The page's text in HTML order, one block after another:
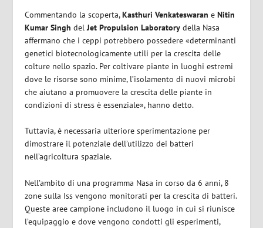
Commentando la scoperta,Kasthuri Venkateswaran eNitin
Kumar Singh delJet Propulsion Laboratory della Nasa
affermano che i ceppi potrebbero possedere «determinanti
genetici biotecnologicamente utili per la crescita delle
colture nello spazio. Per coltivare piante in luoghi estremi
dove le risorse sono minime, l’isolamento di nuovi microbi
che aiutano a promuovere la crescita delle piante in
condizioni di stress è essenziale», hanno detto.
Tuttavia, è necessaria ulteriore sperimentazione per
dimostrare il potenziale dell’utilizzo dei batteri
nell’agricoltura spaziale.
Nell’ambito di una programma Nasa in corso da 6 anni, 8
zone sulla Iss vengono monitorati per la crescita di batteri.
Queste aree campione includono il luogo in cui si riunisce
l’equipaggio e dove vengono condotti gli esperimenti,